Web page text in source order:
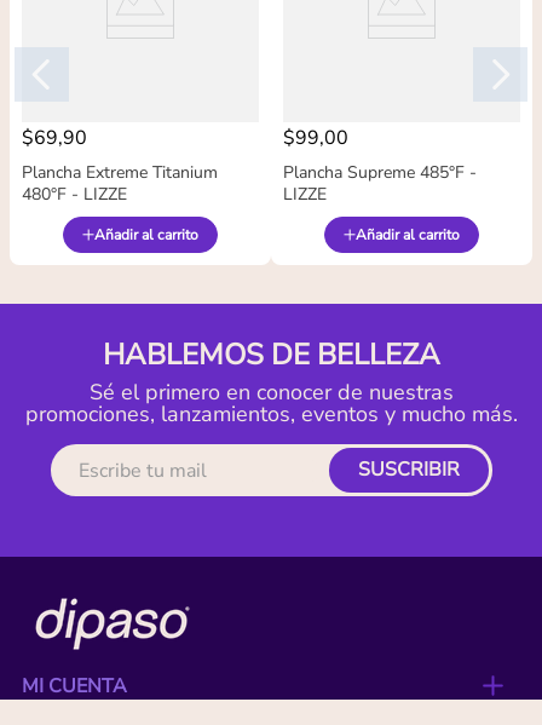
$69,90
Plancha Extreme Titanium
480°F - LIZZE
Añadir al carrito
$99,00
Plancha Supreme 485°F -
LIZZE
Añadir al carrito
HABLEMOS DE BELLEZA
Sé el primero en conocer de nuestras
promociones, lanzamientos, eventos y mucho más.
SUSCRIBIR
MI CUENTA